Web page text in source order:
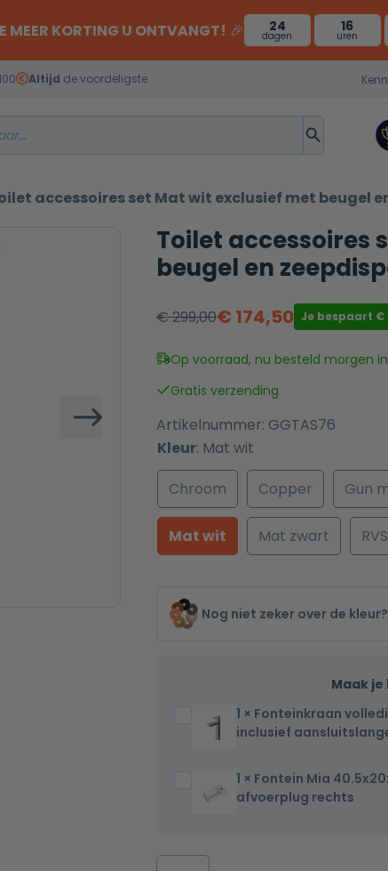
MEER KORTING U ONTVANGT! 🎉 24
dagen
16
uren
Altijd de voordeligste
accessoires set Mat wit exclusief met beugel
Volgende
Toilet accessoires
beugel en
€299,00
Oorspronkelijke
prijs
was:
€ 299,00.
€ 174,50
Huidige
prijs
is:
€ 174,50.
Je bespaart €
Op voorraad, nu besteld morgen
Gratis verzending
Artikelnummer: GGTAS76
Kleur: Mat wit
Chroom
Copper Gun
Mat wit Mat zwart RVS
Nog niet zeker over de kleur?
Maak
Fonteinkraan
volledig
greeps
1 × Fonteinkraan
inclusief
Fontein
Mia
1 × Fontein Mia
afvoerplug rechts